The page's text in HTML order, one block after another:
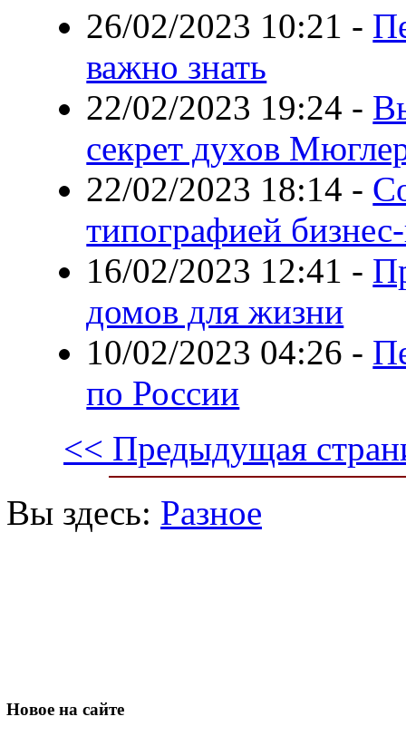
26/02/2023 10:21 -
важно знать
22/02/2023 19:24 -
секрет духов
22/02/2023 18:14 -
типографией
16/02/2023 12:41 -
домов для жизни
10/02/2023 04:26 -
по России
<< Предыдущая
Вы здесь: Разное
Новое на сайте